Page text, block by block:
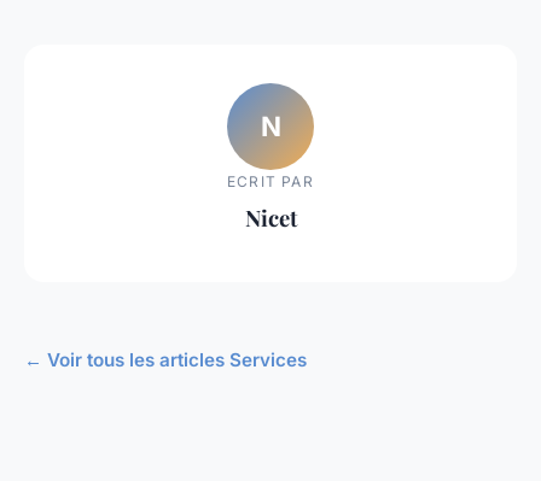
N
ECRIT PAR
Nicet
← Voir tous les articles Services